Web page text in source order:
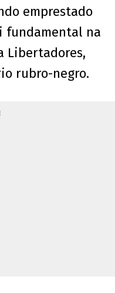
emprestado
fundamental na
Libertadores,
rubro-negro.